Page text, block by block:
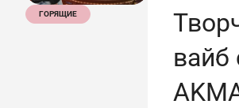
ГОРЯЩИЕ
вайб